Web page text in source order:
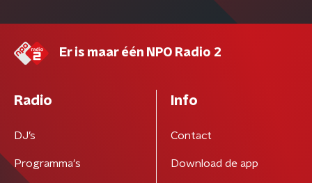
Er is maar één NPO Radio 2
Radio
DJ’s
Programma's
Info
Contact
Download de app